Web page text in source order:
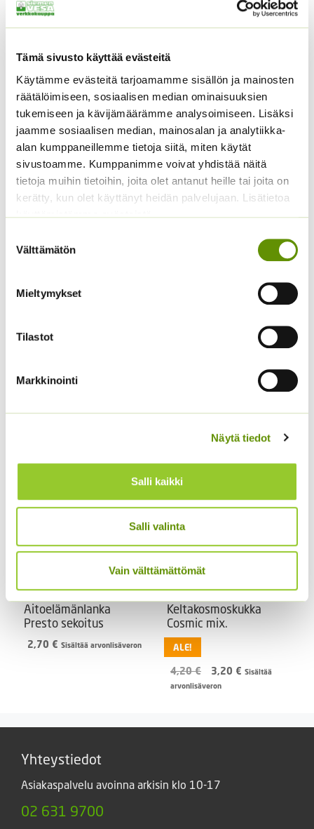
Tämä sivusto käyttää evästeitä
Käytämme evästeitä tarjoamamme sisällön ja mainosten
räätälöimiseen, sosiaalisen median ominaisuuksien
tukemiseen ja kävijämäärämme analysoimiseen. Lisäksi
jaamme sosiaalisen median, mainosalan ja analytiikka-
alan kumppaneillemme tietoja siitä, miten käytät
sivustoamme. Kumppanimme voivat yhdistää näitä
tietoja muihin tietoihin, joita olet antanut heille tai joita on
kerätty, kun olet käyttänyt heidän palvelujaan. Lisätietoa
käyttämistämme evästeistä
valinta
Välttämätön
Mieltymykset
Tilastot
Markkinointi
Näytä tiedot
Salli kaikki
Salli valinta
Vain välttämättömät
Tutustu myös
Kääpiöauringonkukka
Pacino Mix
Kääpiöauringonkukka
Teddy Bear
Sisältää arvonlisäveron
Sisältää arvonlisäveron
Aitoelämänlanka
Presto sekoitus
2,70 € Sisältää arvonlisäveron
Keltakosmoskukka
Cosmic mix.
ALE!
4,20€
Alkuperäinen
hinta
3,20 € Nykyinen
Sisältää
arvonlisäveron
Yhteystiedot
Asiakaspalvelu avoinna arkisin klo 10-17
02 631 9700